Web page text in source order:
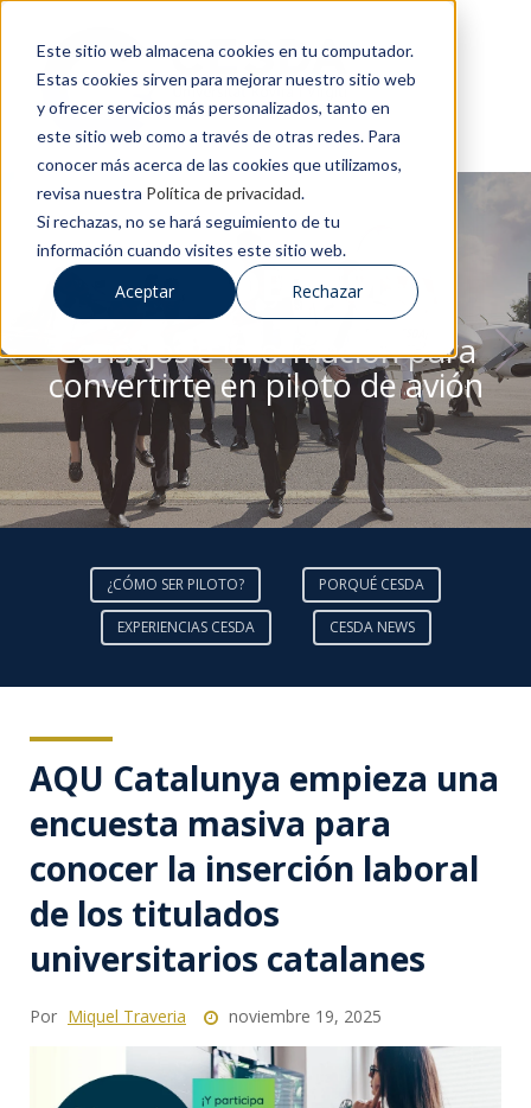
Este sitio web almacena cookies en tu computador.
Estas cookies sirven para mejorar nuestro sitio web
y ofrecer servicios más personalizados, tanto en
este sitio web como a través de otras redes. Para
conocer más acerca de las cookies que utilizamos,
revisa nuestra Política de privacidad.
Si rechazas, no se hará seguimiento de tu
información cuando visites este sitio web.
Aceptar Rechazar
BLOG DE CESDA
Consejos e información para
convertirte en piloto de avión
¿CÓMO SER PILOTO? PORQUÉ CESDA
EXPERIENCIAS CESDA CESDA NEWS
AQU Catalunya empieza una
encuesta masiva para
conocer la inserción laboral
de los titulados
universitarios catalanes
Por Miquel Traveria noviembre 19, 2025